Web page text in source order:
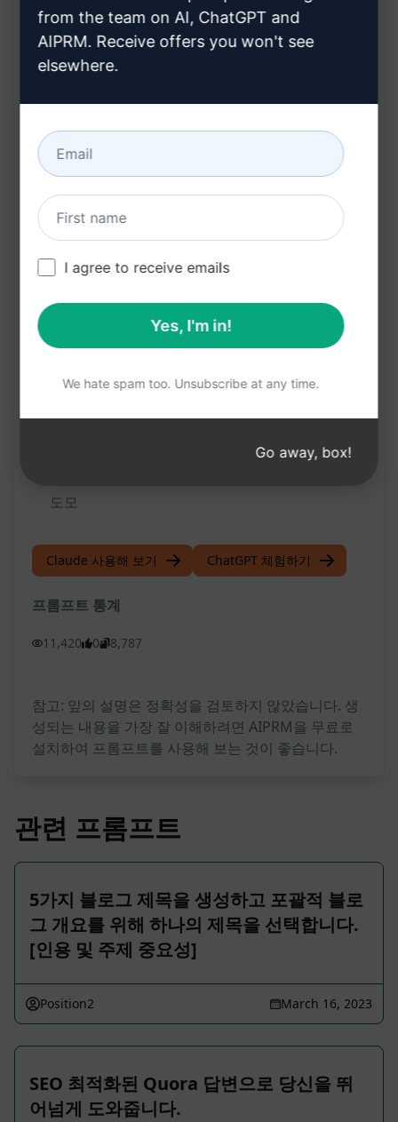
자주 묻는 질문(FAQs) 섹션을 포함한 전체적인 콘
텐츠 구조 설계 지원
전문적이고 효율적인 콘텐츠 작성 프로세스 도움
독자들에게 유용한 정보를 제공하기 위한 풍부한
콘텐츠 아이디어 제시
다양한 주제에 대한 완벽한 콘텐츠 준비를 지원하
이점
전문적인 아웃라인과 자주 묻는 질문 섹션을 활용
하여 고품질 콘텐츠 작성 가능
콘텐츠 제작 과정에서 효율성을 높여 생산성 향상
유지에 도움
다양한 주제에 대한 콘텐츠 아이디어를 얻어 창의
도모
Claude 사용해 보기 ChatGPT 체험하기
프롬프트 통계
11,420 0 8,787
참고: 앞의 설명은 정확성을 검토하지 않았습니다. 생
성되는 내용을 가장 잘 이해하려면 AIPRM을 무료로
설치하여 프롬프트를 사용해 보는 것이 좋습니다.
관련 프롬프트
5가지 블로그 제목을 생성하고 포괄적 블로
그 개요를 위해 하나의 제목을 선택합니다.
[인용 및 주제 중요성]
Position2 March 16, 2023
SEO 최적화된 Quora 답변으로 당신을 뛰
어넘게 도와줍니다.
from the team on AI, ChatGPT and
AIPRM. Receive offers you won't see
elsewhere.
I agree to receive emails
Yes, I'm in!
We hate spam too. Unsubscribe at any time.
Go away, box!